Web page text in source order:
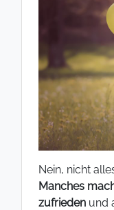
Nein, nicht
Manches
zufrieden und